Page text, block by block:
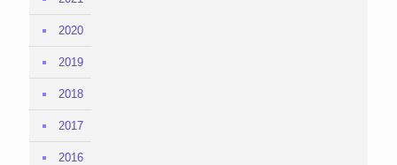
2020
2019
2018
2017
2016